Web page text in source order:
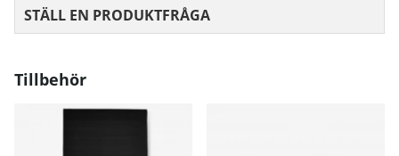
STÄLL EN PRODUKTFRÅGA
Tillbehör